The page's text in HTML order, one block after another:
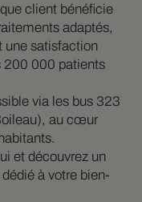
client bénéficie
adaptés,
une satisfaction
200 000 patients
via les bus 323
au cœur
et découvrez un
à votre bien-